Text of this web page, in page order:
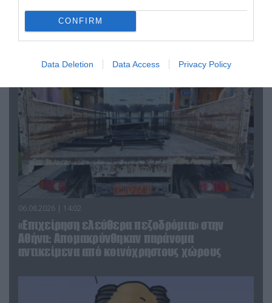
CONFIRM
Data Deletion Data Access Privacy Policy
Ο Γιάννης Αλαφούζος «τέλειωσε» τον
Κωνσταντίνο Ζούλα από τον ΣΚΑΪ – Ο λόγος της
απομάκρυνσής του
06.08.2026 | 14:02
«Επιχείρηση ελεύθερα πεζοδρόμια» στην
Αθήνα: Απομακρύνθηκαν παράνομα
αντικείμενα από κοινόχρηστους χώρους